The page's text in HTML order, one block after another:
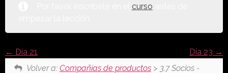
curso
Día 21
Día 23
Volver a: Compañías de productos> 3.7 Socios -